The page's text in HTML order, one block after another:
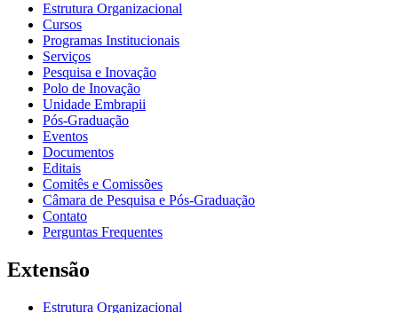
Estrutura Organizacional
Cursos
Programas Institucionais
Serviços
Pesquisa e Inovação
Polo de Inovação
Unidade Embrapii
Pós-Graduação
Eventos
Documentos
Editais
Comitês e Comissões
Câmara de Pesquisa e Pós-Graduação
Contato
Perguntas Frequentes
Extensão
Estrutura Organizacional